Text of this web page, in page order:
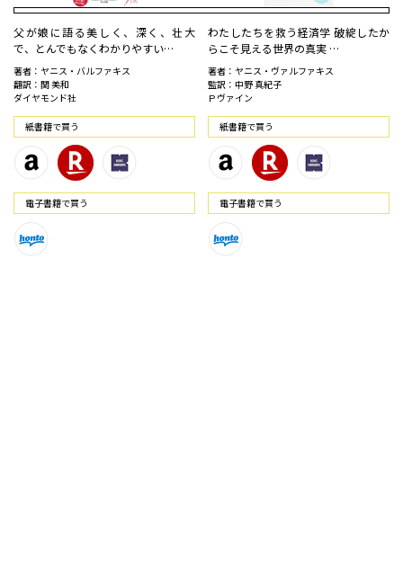
父が娘に語る美しく、深く、壮大
で、とんでもなくわかりやすい…
著者：ヤニス・バルファキス
翻訳：関 美和
ダイヤモンド社
紙書籍で買う
電⼦書籍で買う
わたしたちを救う経済学 破綻したか
らこそ見える世界の真実 …
著者：ヤニス・ヴァルファキス
監訳：中野 真紀子
Ｐヴァイン
紙書籍で買う
電⼦書籍で買う